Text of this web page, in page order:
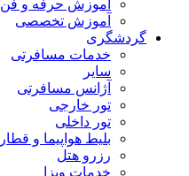
آموزش حرفه و فن
آموزش تخصصی
گردشگری
خدمات مسافرتی
سایر
آژانس مسافرتی
تور خارجی
تور داخلی
بلیط هواپیما و قطار
رزرو هتل
خدمات ویزا